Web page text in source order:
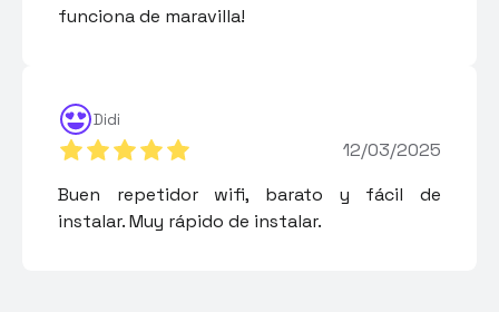
funciona de maravilla!
Didi
12/03/2025
Buen repetidor wifi, barato y fácil de
instalar. Muy rápido de instalar.